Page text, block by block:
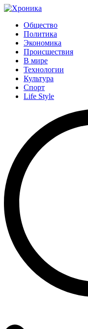
Общество
Политика
Экономика
Происшествия
В мире
Технологии
Культура
Спорт
Life Style